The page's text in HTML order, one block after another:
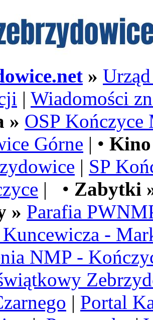
»
| Wiadomości
» OSP Kończyce
Górne | •
| SP
| • Zabytki
» Parafia
Kuncewicza -
NMP -
| Portal